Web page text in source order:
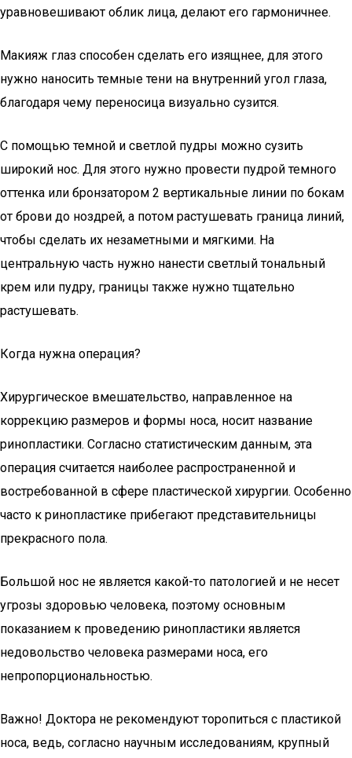
уравновешивают облик лица, делают его гармоничнее.
Макияж глаз способен сделать его изящнее, для этого
нужно наносить темные тени на внутренний угол глаза,
благодаря чему переносица визуально сузится.
С помощью темной и светлой пудры можно сузить
широкий нос. Для этого нужно провести пудрой темного
оттенка или бронзатором 2 вертикальные линии по бокам
от брови до ноздрей, а потом растушевать граница линий,
чтобы сделать их незаметными и мягкими. На
центральную часть нужно нанести светлый тональный
крем или пудру, границы также нужно тщательно
растушевать.
Когда нужна операция?
Хирургическое вмешательство, направленное на
коррекцию размеров и формы носа, носит название
ринопластики. Согласно статистическим данным, эта
операция считается наиболее распространенной и
востребованной в сфере пластической хирургии. Особенно
часто к ринопластике прибегают представительницы
прекрасного пола.
Большой нос не является какой-то патологией и не несет
угрозы здоровью человека, поэтому основным
показанием к проведению ринопластики является
недовольство человека размерами носа, его
непропорциональностью.
Важно! Доктора не рекомендуют торопиться с пластикой
носа, ведь, согласно научным исследованиям, крупный